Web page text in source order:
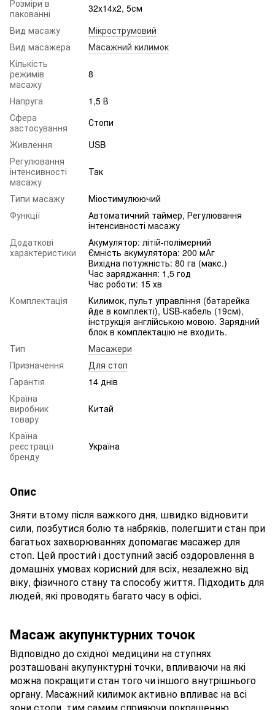
Розміри в
пакованні
32х14х2, 5см
Вид масажу
Мікрострумовий
Вид масажера
Масажний килимок
Кількість
режимів
масажу
8
Напруга
1,5 В
Сфера
застосування
Стопи
Живлення
USB
Регулювання
інтенсивності
масажу
Так
Типи масажу
Міостимулюючий
Функції
Автоматичний таймер, Регулювання
інтенсивності масажу
Додаткові
характеристики
Акумулятор: літій-полімерний
Ємність акумулятора: 200 мАг
Вихідна потужність: 80 га (макс.)
Час заряджання: 1,5 год
Час роботи: 15 хв
Комплектація
Килимок, пульт управління (батарейка
йде в комплекті), USB-кабель (19см),
інструкція англійською мовою. Зарядний
блок в комплектацію не входить.
Тип
Масажери
Призначення
Для стоп
Гарантія
14 днів
Країна
виробник
товару
Китай
Країна
реєстрації
бренду
Україна
Опис
Зняти втому після важкого дня, швидко відновити
сили, позбутися болю та набряків, полегшити стан при
багатьох захворюваннях допомагає масажер для
стоп. Цей простий і доступний засіб оздоровлення в
домашніх умовах корисний для всіх, незалежно від
віку, фізичного стану та способу життя. Підходить для
людей, які проводять багато часу в офісі.
Масаж акупунктурних точок
Відповідно до східної медицини на ступнях
розташовані акупунктурні точки, впливаючи на які
можна покращити стан того чи іншого внутрішнього
органу. Масажний килимок активно впливає на всі